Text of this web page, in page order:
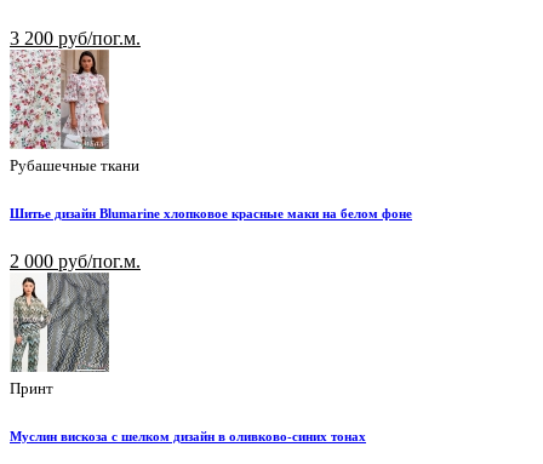
3 200 руб/пог.м.
Рубашечные ткани
Шитье дизайн Blumarine хлопковое красные маки на белом фоне
2 000 руб/пог.м.
Принт
Муслин вискоза с шелком дизайн в оливково-синих тонах